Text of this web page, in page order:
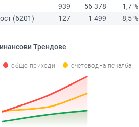
939
56 378 1,7 %
(6201)
127 1 499 8,5 %
Трендове
общо приходи счетоводна печалба